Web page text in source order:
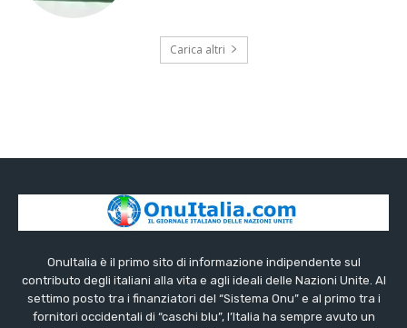
Carica altri
OnuItalia è il primo sito di informazione indipendente sul
contributo degli italiani alla vita e agli ideali delle Nazioni Unite. Al
settimo posto tra i finanziatori del “Sistema Onu” e al primo tra i
fornitori occidentali di “caschi blu”, l’Italia ha sempre avuto un